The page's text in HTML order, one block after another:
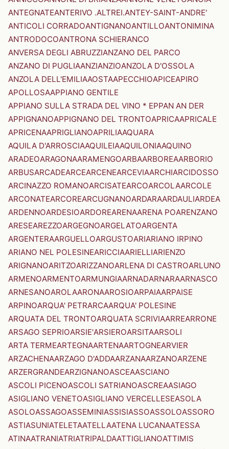
ANTEGNATEANTERIVO .ALTREI.ANTEY-SAINT-ANDRE'
ANTICOLI CORRADOANTIGNANOANTILLOANTONIMINA
ANTRODOCOANTRONA SCHIERANCO
ANVERSA DEGLI ABRUZZIANZANO DEL PARCO
ANZANO DI PUGLIAANZIANZIOANZOLA D'OSSOLA
ANZOLA DELL'EMILIAAOSTAAPECCHIOAPICEAPIRO
APOLLOSAAPPIANO GENTILE
APPIANO SULLA STRADA DEL VINO * EPPAN AN DER
APPIGNANOAPPIGNANO DEL TRONTOAPRICAAPRICALE
APRICENAAPRIGLIANOAPRILIAAQUARA
AQUILA D'ARROSCIAAQUILEIAAQUILONIAAQUINO
ARADEOARAGONAARAMENGOARBAARBOREAARBORIO
ARBUSARCADEARCEARCENEARCEVIAARCHIARCIDOSSO
ARCINAZZO ROMANOARCISATEARCOARCOLAARCOLE
ARCONATEARCOREARCUGNANOARDARAARDAULIARDEA
ARDENNOARDESIOARDOREARENAARENA POARENZANO
ARESEAREZZOARGEGNOARGELATOARGENTA
ARGENTERAARGUELLOARGUSTOARIARIANO IRPINO
ARIANO NEL POLESINEARICCIAARIELLIARIENZO
ARIGNANOARITZOARIZZANOARLENA DI CASTROARLUNO
ARMENOARMENTOARMUNGIAARNADARNARAARNASCO
ARNESANOAROLAARONAAROSIOARPAIAARPAISE
ARPINOARQUA' PETRARCAARQUA' POLESINE
ARQUATA DEL TRONTOARQUATA SCRIVIAARREARRONE
ARSAGO SEPRIOARSIE'ARSIEROARSITAARSOLI
ARTA TERMEARTEGNAARTENAARTOGNEARVIER
ARZACHENAARZAGO D'ADDAARZANAARZANOARZENE
ARZERGRANDEARZIGNANOASCEAASCIANO
ASCOLI PICENOASCOLI SATRIANOASCREAASIAGO
ASIGLIANO VENETOASIGLIANO VERCELLESEASOLA
ASOLOASSAGOASSEMINIASSISIASSOASSOLOASSORO
ASTIASUNIATELETAATELLAATENA LUCANAATESSA
ATINAATRANIATRIATRIPALDAATTIGLIANOATTIMIS